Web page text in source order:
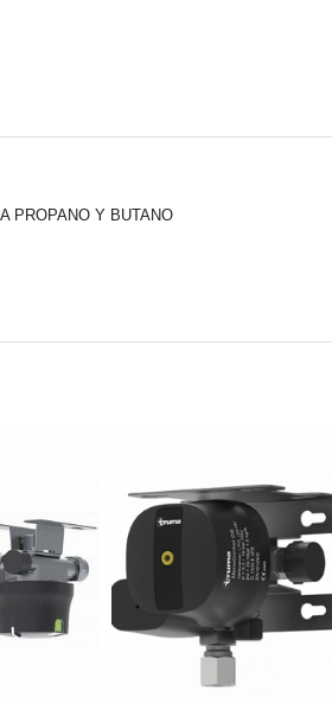
PROPANO Y BUTANO